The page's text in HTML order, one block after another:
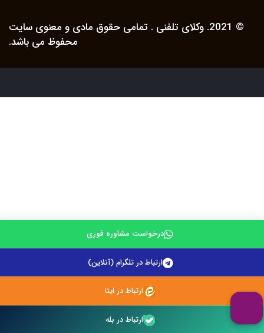
© 2021. وکلای تلفنی . تمامی حقوق مادی و معنوی سایت
محفوظ می باشد.
درخواست مشاوره فوری
ارتباط در تلگرام (آنلاین)
ارتباط در ایتا
ارتباط در بله